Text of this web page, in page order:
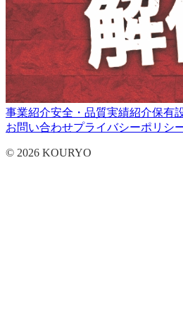
事業紹介安全・品質実績紹介保有
お問い合わせプライバシーポリシ
© 2026 KOURYO